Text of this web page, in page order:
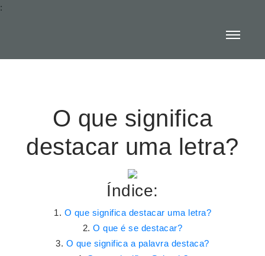
:
O que significa
destacar uma letra?
Índice:
O que significa destacar uma letra?
O que é se destacar?
O que significa a palavra destaca?